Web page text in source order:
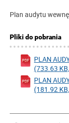
Plan audytu
Pliki do pobrania
PLAN
(733.63
PLAN
(181.92